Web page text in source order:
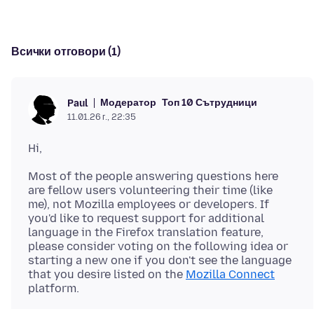
Всички отговори (1)
Paul Модератор Топ 10 Сътрудници
11.01.26 г., 22:35
Most of the people answering questions here
are fellow users volunteering their time (like
me), not Mozilla employees or developers. If
you'd like to request support for additional
language in the Firefox translation feature,
please consider voting on the following idea or
starting a new one if you don't see the language
that you desire listed on the Mozilla Connect